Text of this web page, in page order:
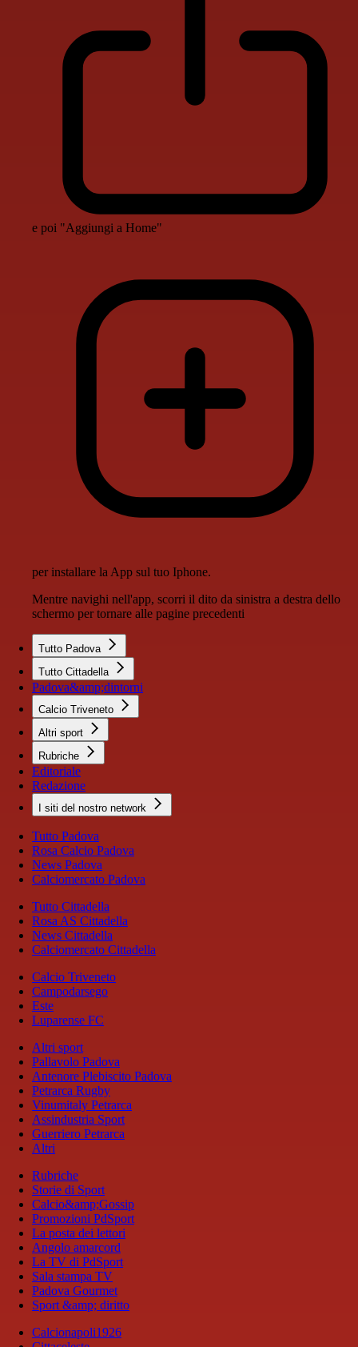
e poi "Aggiungi a Home"
per installare la App sul tuo Iphone.
Mentre navighi nell'app, scorri il dito da sinistra a destra dello
schermo per tornare alle pagine precedenti
Tutto Padova
Tutto Cittadella
Padova&amp;dintorni
Calcio Triveneto
Altri sport
Rubriche
Editoriale
Redazione
I siti del nostro network
Tutto Padova
Rosa Calcio Padova
News Padova
Calciomercato Padova
Tutto Cittadella
Rosa AS Cittadella
News Cittadella
Calciomercato Cittadella
Calcio Triveneto
Campodarsego
Este
Luparense FC
Altri sport
Pallavolo Padova
Antenore Plebiscito Padova
Petrarca Rugby
Vinumitaly Petrarca
Assindustria Sport
Guerriero Petrarca
Altri
Rubriche
Storie di Sport
Calcio&amp;Gossip
Promozioni PdSport
La posta dei lettori
Angolo amarcord
La TV di PdSport
Sala stampa TV
Padova Gourmet
Sport &amp; diritto
Calcionapoli1926